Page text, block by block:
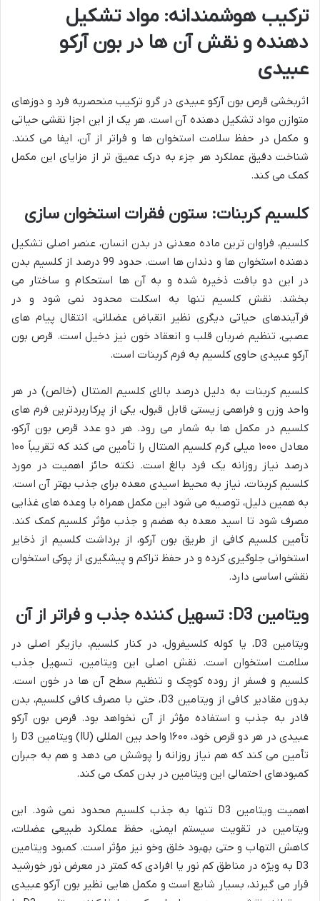
ترکیب هوشمندانه: مواد تشکیل
دهنده و نقش آن ها در بون آرکو
عبیدی
اثربخشی قرص بون آرکو عبیدی در گرو ترکیب منحصربه فرد و دوزهای
متوازن مواد تشکیل دهنده آن است. هر یک از این اجزا نقشی حیاتی
و مکمل در حفظ سلامت استخوان ها و فراتر از آن، ایفا می کنند.
شناخت دقیق عملکرد هر جزء به درک عمیق تر از مزایای این مکمل
کمک می کند.
کلسیم کربنات: ستون فقرات استخوان سازی
کلسیم، فراوان ترین ماده معدنی در بدن انسان، عنصر اصلی تشکیل
دهنده استخوان ها و دندان ها است. حدود 99 درصد از کلسیم بدن
در این دو بافت ذخیره شده و به آن ها استحکام و ساختار می
بخشد. نقش کلسیم تنها به اسکلت محدود نمی شود و در
فرآیندهای حیاتی دیگری نظیر انقباض عضلانی، انتقال پیام های
عصبی، تنظیم ضربان قلب و انعقاد خون نیز دخیل است. قرص بون
آرکو عبیدی حاوی کلسیم به فرم کربنات است.
کلسیم کربنات به دلیل درصد بالای کلسیم المنتال (خالص) در هر
واحد وزن و فراهمی زیستی قابل قبول، یکی از پرکاربردترین فرم های
کلسیم در مکمل ها به شمار می رود. هر دو عدد قرص بون آرکو،
معادل ۱۰۰۰ میلی گرم کلسیم المنتال را تأمین می کند که تقریباً ۱۰۰
درصد نیاز روزانه یک فرد بالغ است. نکته حائز اهمیت در مورد
کلسیم کربنات، نیاز به محیط اسیدی معده برای جذب بهتر آن است.
به همین دلیل، توصیه می شود این مکمل همراه با وعده های غذایی
مصرف شود تا اسید معده به هضم و جذب مؤثر کلسیم کمک کند.
تأمین کلسیم کافی از طریق بون آرکو، از برداشت کلسیم از ذخایر
استخوانی جلوگیری کرده و در حفظ تراکم و پیشگیری از پوکی استخوان
نقشی اساسی دارد.
ویتامین D3: تسهیل کننده جذب و فراتر از آن
ویتامین D3، یا کوله کلسیفرول، در کنار کلسیم، بازیگر اصلی در
سلامت استخوان است. نقش اصلی این ویتامین، تسهیل جذب
کلسیم و فسفر از روده کوچک و تنظیم سطح آن ها در خون است.
بدون مقادیر کافی از ویتامین D3، حتی با مصرف کافی کلسیم، بدن
قادر به جذب و استفاده مؤثر از آن نخواهد بود. قرص بون آرکو
عبیدی در هر دو قرص خود، ۱۶۰۰ واحد بین المللی (IU) ویتامین D3 را
تأمین می کند که هم نیاز روزانه را پوشش می دهد و هم به جبران
کمبودهای احتمالی این ویتامین در بدن کمک می کند.
اهمیت ویتامین D3 تنها به جذب کلسیم محدود نمی شود. این
ویتامین در تقویت سیستم ایمنی، حفظ عملکرد طبیعی عضلات،
کاهش التهاب و حتی بهبود خلق وخو نیز مؤثر است. کمبود ویتامین
D3 به ویژه در مناطق کم نور یا افرادی که کمتر در معرض نور خورشید
قرار می گیرند، بسیار شایع است و مکمل هایی نظیر بون آرکو عبیدی